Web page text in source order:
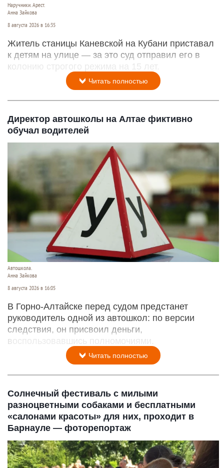
Наручники. Арест.
Анна Зайкова
8 августа 2026 в 16:35
Житель станицы Каневской на Кубани приставал
к детям на улице — за это суд отправил его в
колонию строгого режима на 15 лет.
Читать полностью
Директор автошколы на Алтае фиктивно
обучал водителей
Автошкола.
Анна Зайкова
8 августа 2026 в 16:05
В Горно-Алтайске перед судом предстанет
руководитель одной из автошкол: по версии
следствия, он присвоил деньги,
воспользовавшись полномочиями.
Читать полностью
Солнечный фестиваль с милыми
разноцветными собаками и бесплатными
«салонами красоты» для них, проходит в
Барнауле — фоторепортаж